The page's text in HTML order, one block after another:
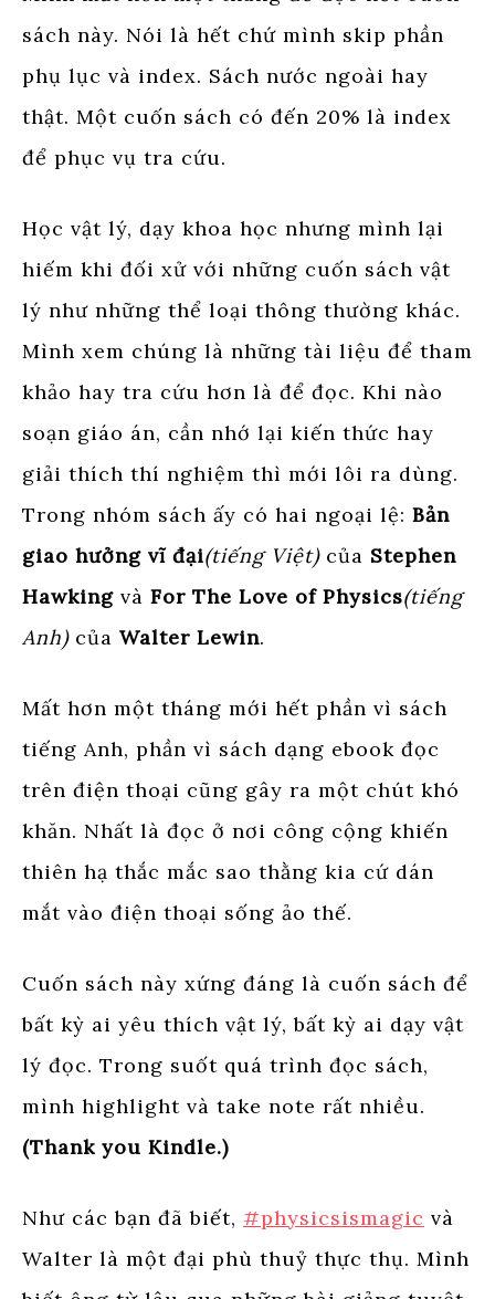
sách này. Nói là hết chứ mình skip phần
phụ lục và index. Sách nước ngoài hay
thật. Một cuốn sách có đến 20% là index
để phục vụ tra cứu.
Học vật lý, dạy khoa học nhưng mình lại
hiếm khi đối xử với những cuốn sách vật
lý như những thể loại thông thường khác.
Mình xem chúng là những tài liệu để tham
khảo hay tra cứu hơn là để đọc. Khi nào
soạn giáo án, cần nhớ lại kiến thức hay
giải thích thí nghiệm thì mới lôi ra dùng.
Trong nhóm sách ấy có hai ngoại lệ: Bản
giao hưởng vĩ đại(tiếng Việt)của Stephen
Hawking và For The Love of Physics(tiếng
Anh)của Walter Lewin.
Mất hơn một tháng mới hết phần vì sách
tiếng Anh, phần vì sách dạng ebook đọc
trên điện thoại cũng gây ra một chút khó
khăn. Nhất là đọc ở nơi công cộng khiến
thiên hạ thắc mắc sao thằng kia cứ dán
mắt vào điện thoại sống ảo thế.
Cuốn sách này xứng đáng là cuốn sách để
bất kỳ ai yêu thích vật lý, bất kỳ ai dạy vật
lý đọc. Trong suốt quá trình đọc sách,
mình highlight và take note rất nhiều.
(Thank you Kindle.)
Như các bạn đã biết, #physicsismagic và
Walter là một đại phù thuỷ thực thụ. Mình